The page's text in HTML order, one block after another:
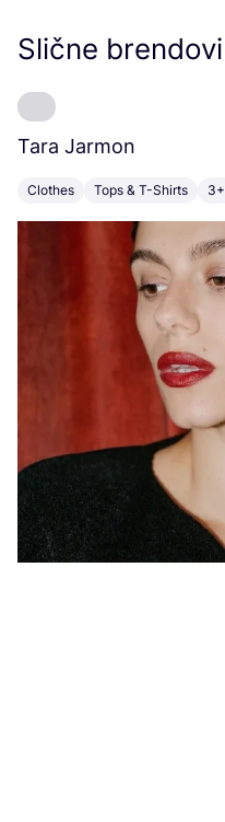
Slične brendovi
Tara Jarmon
Clothes Tops & T-Shirts 3+